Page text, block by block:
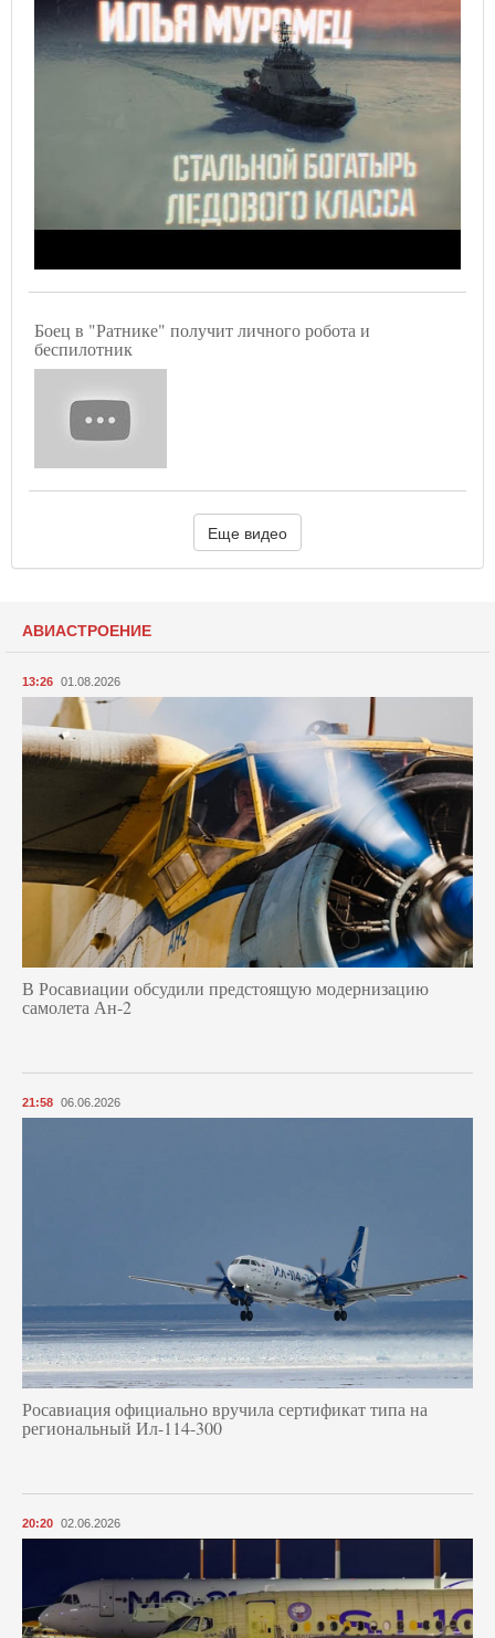
Боец в "Ратнике" получит личного робота и
беспилотник
Еще видео
АВИАСТРОЕНИЕ
13:26 01.08.2026
В Росавиации обсудили предстоящую модернизацию
самолета Ан-2
21:58 06.06.2026
Росавиация официально вручила сертификат типа на
региональный Ил-114-300
20:20 02.06.2026